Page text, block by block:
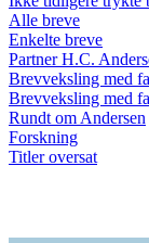
Alle breve
Enkelte breve
Partner H.C.
Brevveksling med
Brevveksling med
Rundt om Andersen
Forskning
Titler oversat